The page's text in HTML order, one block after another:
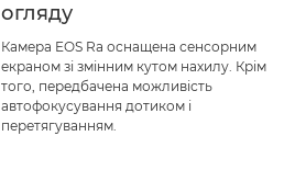
огляду
Камера EOS Ra оснащена сенсорним
екраном зі змінним кутом нахилу. Крім
того, передбачена можливість
автофокусування дотиком і
перетягуванням.